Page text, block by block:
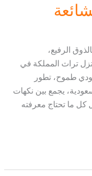
الرفيع،
تراث المملكة في
طموح، تطور
يجمع بين نكهات
كل ما تحتاج معرفته